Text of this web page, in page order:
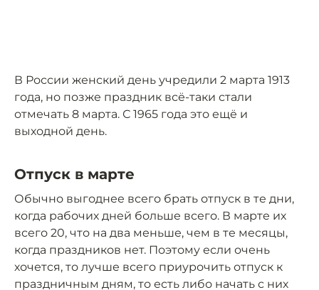
В России женский день учредили 2 марта 1913
года, но позже праздник всё-таки стали
отмечать 8 марта. С 1965 года это ещё и
выходной день.
Отпуск в марте
Обычно выгоднее всего брать отпуск в те дни,
когда рабочих дней больше всего. В марте их
всего 20, что на два меньше, чем в те месяцы,
когда праздников нет. Поэтому если очень
хочется, то лучше всего приурочить отпуск к
праздничным дням, то есть либо начать с них